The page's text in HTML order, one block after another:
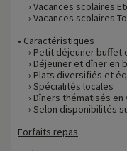
› Vacances scolaires
› Vacances scolaires
• Caractéristiques
› Petit déjeuner buffet
› Déjeuner et dîner en
› Plats diversifiés et
› Spécialités locales
› Dîners thématisés en
› Selon disponibilités
Forfaits repas